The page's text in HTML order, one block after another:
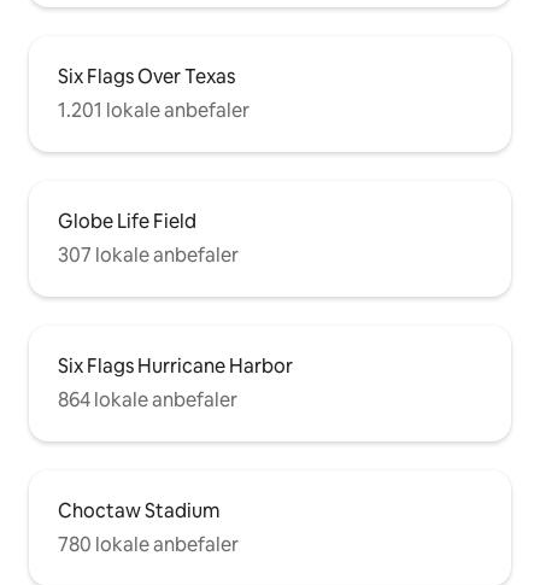
Six Flags Over Texas
1.201 lokale anbefaler
Globe Life Field
307 lokale anbefaler
Six Flags Hurricane Harbor
864 lokale anbefaler
Choctaw Stadium
780 lokale anbefaler